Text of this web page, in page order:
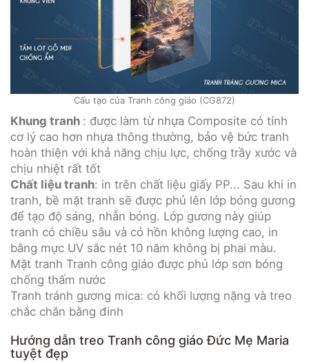
Cấu tạo của Tranh công giáo (CG872)
Khung tranh : được làm từ nhựa Composite có tính
cơ lý cao hơn nhựa thông thường, bảo vệ bức tranh
hoàn thiện với khả năng chịu lực, chống trầy xước và
chịu nhiệt rất tốt
Chất liệu tranh: in trên chất liệu giấy PP... Sau khi in
tranh, bề mặt tranh sẽ được phủ lên lớp bóng gương
để tạo độ sáng, nhẵn bóng. Lớp gương này giúp
tranh có chiều sâu và có hồn không lượng cao, in
bằng mực UV sắc nét 10 năm không bị phai màu.
Mặt tranh Tranh công giáo được phủ lớp sơn bóng
chống thấm nước
Tranh tránh gương mica: có khối lượng nặng và treo
chắc chắn bằng đinh
Hướng dẫn treo Tranh công giáo Đức Mẹ Maria
tuyệt đẹp